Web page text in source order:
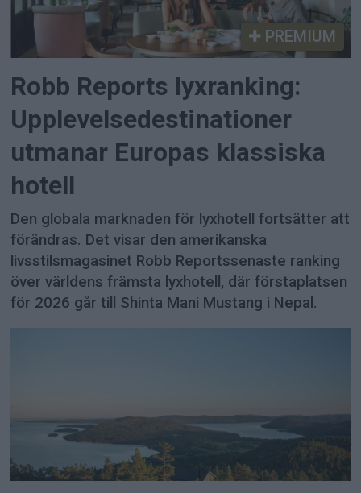
PREMIUM
Robb Reports lyxranking:
Upplevelsedestinationer
utmanar Europas klassiska
hotell
Den globala marknaden för lyxhotell fortsätter att
förändras. Det visar den amerikanska
livsstilsmagasinet Robb Reportssenaste ranking
över världens främsta lyxhotell, där förstaplatsen
för 2026 går till Shinta Mani Mustang i Nepal.